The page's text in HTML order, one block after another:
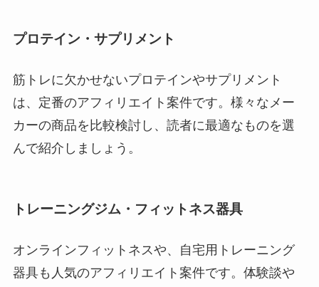
プロテイン・サプリメント
筋トレに欠かせないプロテインやサプリメント
は、定番のアフィリエイト案件です。様々なメー
カーの商品を比較検討し、読者に最適なものを選
んで紹介しましょう。
トレーニングジム・フィットネス器具
オンラインフィットネスや、自宅用トレーニング
器具も人気のアフィリエイト案件です。体験談や